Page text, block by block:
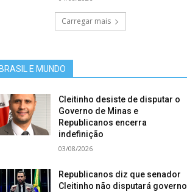
Carregar mais
BRASIL E MUNDO
Cleitinho desiste de disputar o
Governo de Minas e
Republicanos encerra
indefinição
03/08/2026
Republicanos diz que senador
Cleitinho não disputará governo